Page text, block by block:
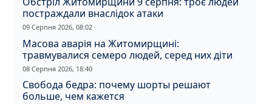
постраждали внаслідок атаки
09 Серпня 2026, 08:02
Масова аварія на Житомирщині:
травмувалися семеро людей, серед них діти
08 Серпня 2026, 18:40
Свобода бедра: почему шорты решают
больше, чем кажется